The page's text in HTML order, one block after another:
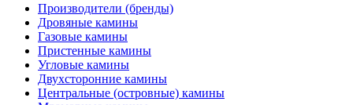
Производители (бренды)
Дровяные камины
Газовые камины
Пристенные камины
Угловые камины
Двухсторонние камины
Центральные (островные) камины